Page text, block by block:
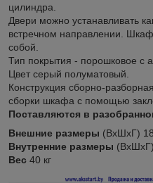
цилиндра.
Двери можно устанавливать
встречном направлении.
собой.
Тип покрытия - порошковое с
Цвет серый полуматовый.
Конструкция сборно-
сборки шкафа с помощью
Поставляются в
Внешние размеры (ВхШхГ)
Внутренние размеры
Вес 40 кг